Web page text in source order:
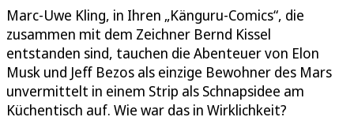
Marc-Uwe Kling, in Ihren „Känguru-Comics“, die
zusammen mit dem Zeichner Bernd Kissel
entstanden sind, tauchen die Abenteuer von Elon
Musk und Jeff Bezos als einzige Bewohner des Mars
unvermittelt in einem Strip als Schnapsidee am
Küchentisch auf. Wie war das in Wirklichkeit?